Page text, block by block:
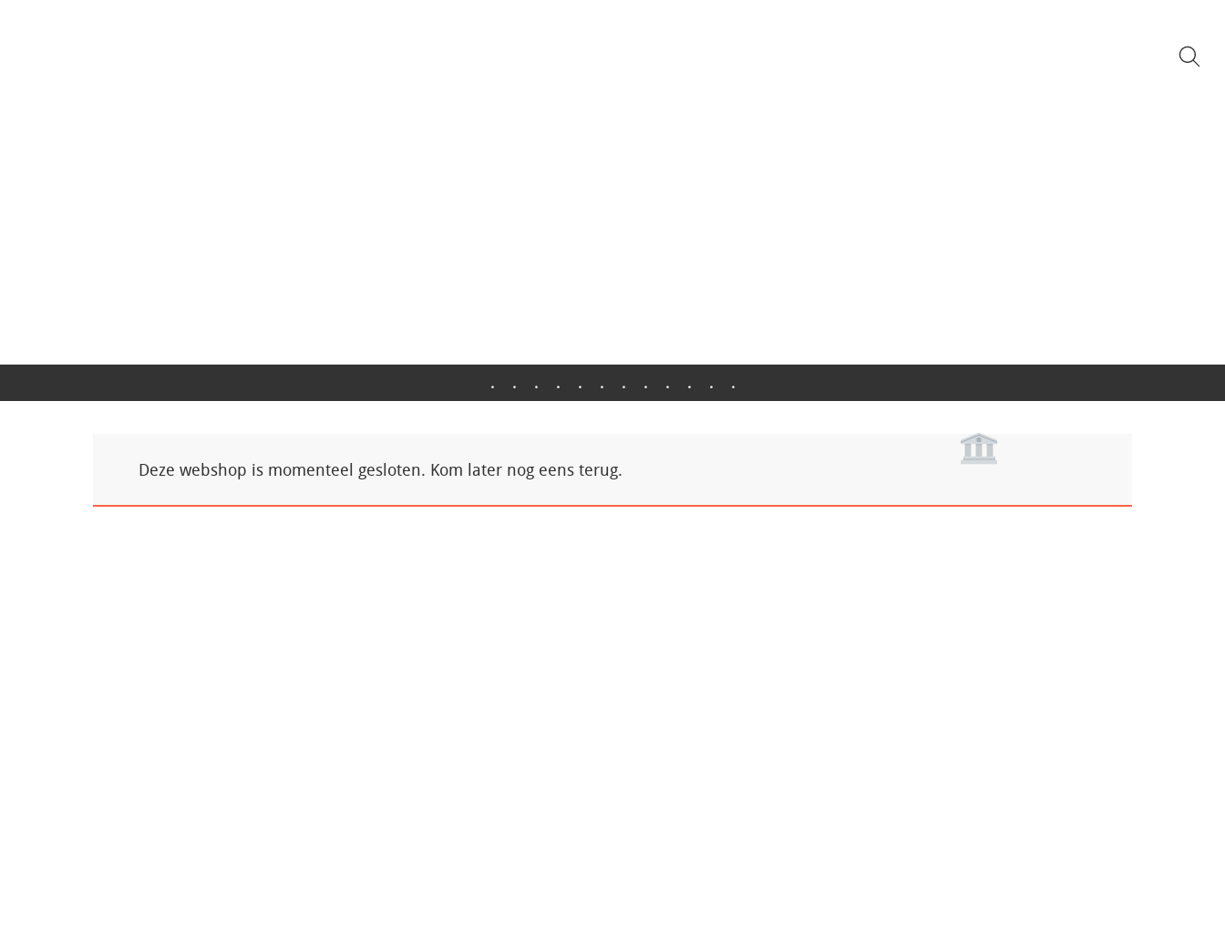
. . . . . . . . . . . .
Deze webshop is momenteel gesloten. Kom later nog eens terug.